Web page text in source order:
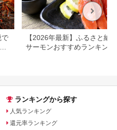
で
【2026年最新】ふるさと納
サーモンおすすめランキング
ランキングから探す
人気ランキング
還元率ランキング